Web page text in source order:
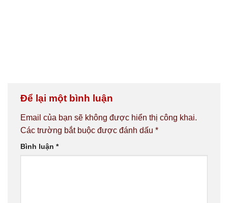
Để lại một bình luận
Email của bạn sẽ không được hiển thị công khai.
Các trường bắt buộc được đánh dấu *
Bình luận *